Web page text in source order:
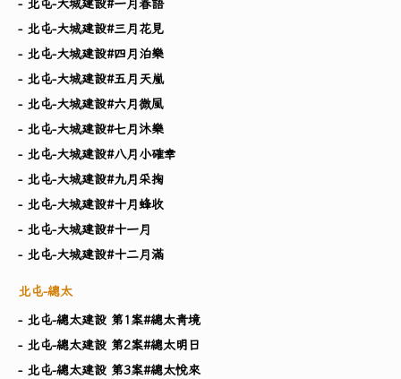
- 北屯-大城建設#一月春語
- 北屯-大城建設#三月花見
- 北屯-大城建設#四月泊樂
- 北屯-大城建設#五月天嵐
- 北屯-大城建設#六月微風
- 北屯-大城建設#七月沐樂
- 北屯-大城建設#八月小確幸
- 北屯-大城建設#九月采掬
- 北屯-大城建設#十月蜂收
- 北屯-大城建設#十一月
- 北屯-大城建設#十二月滿
北屯-總太
- 北屯-總太建設 第1案#總太青境
- 北屯-總太建設 第2案#總太明日
- 北屯-總太建設 第3案#總太悅來